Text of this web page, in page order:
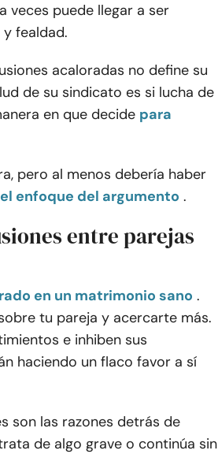
veces puede llegar a ser
y fealdad.
acaloradas no define su
de su sindicato es si lucha de
en que decide para
pero al menos debería haber
enfoque del argumento .
entre parejas
en un matrimonio sano .
tu pareja y acercarte más.
e inhiben sus
haciendo un flaco favor a sí
son las razones detrás de
de algo grave o continúa sin